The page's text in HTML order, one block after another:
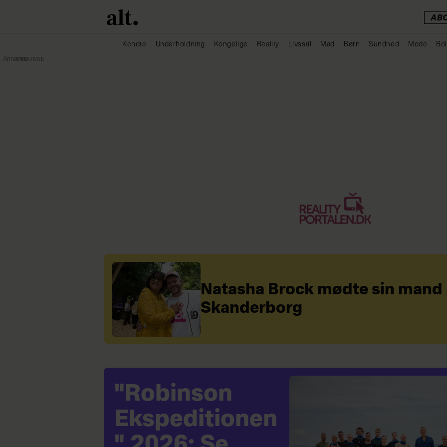
Kendte Underholdning Kongelige Reality Livsstil Mad Børn Sundhed Mode
Natasha Brock mødte sin mand
Skanderborg
"Robinson
Ekspeditionen
Annonce